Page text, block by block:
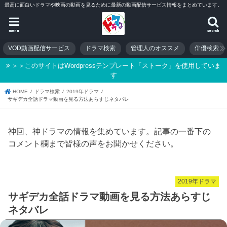
最高に面白いドラマや映画の動画を見るために最新の動画配信サービス情報をまとめています。
search
menu
VOD動画配信サービス ドラマ検索 管理人のオススメ 俳優検索
＞＞このサイトはWordpressテンプレート「ストーク」を使用していま
す
HOME ドラマ検索
2019年ドラマ
サギデカ全話ドラマ動画を見る方法あらすじネタバレ
神回、神ドラマの情報を集めています。記事の一番下の
コメント欄まで皆様の声をお聞かせください。
2019年ドラマ
サギデカ全話ドラマ動画を見る方法あらすじ
ネタバレ